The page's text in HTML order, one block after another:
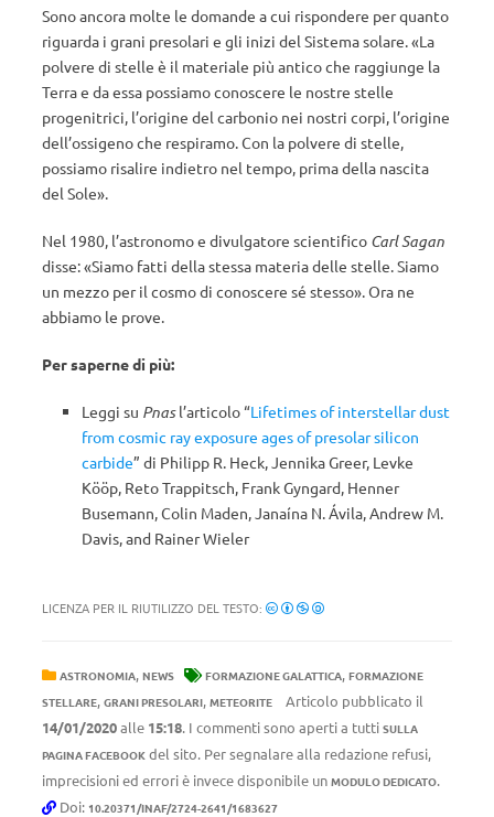
Sono ancora molte le domande a cui rispondere per quanto
riguarda i grani presolari e gli inizi del Sistema solare. «La
polvere di stelle è il materiale più antico che raggiunge la
Terra e da essa possiamo conoscere le nostre stelle
progenitrici, l’origine del carbonio nei nostri corpi, l’origine
dell’ossigeno che respiramo. Con la polvere di stelle,
possiamo risalire indietro nel tempo, prima della nascita
del Sole».
Nel 1980, l’astronomo e divulgatore scientifico Carl Sagan
disse: «Siamo fatti della stessa materia delle stelle. Siamo
un mezzo per il cosmo di conoscere sé stesso». Ora ne
abbiamo le prove.
Per saperne di più:
Leggi su Pnasl’articolo “Lifetimes of interstellar dust
from cosmic ray exposure ages of presolar silicon
carbide” di Philipp R. Heck, Jennika Greer, Levke
Kööp, Reto Trappitsch, Frank Gyngard, Henner
Busemann, Colin Maden, Janaína N. Ávila, Andrew M.
Davis, and Rainer Wieler
LICENZA PER IL RIUTILIZZO DEL TESTO:
ASTRONOMIA, NEWS FORMAZIONE GALATTICA, FORMAZIONE
STELLARE, GRANI PRESOLARI, METEORITE
Articolo pubblicato il
14/01/2020alle 15:18. I commenti sono aperti a tutti SULLA
PAGINA FACEBOOK del sito. Per segnalare alla redazione refusi,
imprecisioni ed errori è invece disponibile un MODULO DEDICATO.
Doi: 10.20371/INAF/2724-2641/1683627